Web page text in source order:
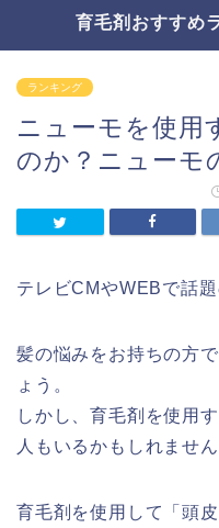
育毛剤おすすめ
ランキング
ニューモを使用
のか？ニューモ
テレビCMやWEBで話題
髪の悩みをお持ちの方
ょう。
しかし、育毛剤を使用
人もいるかもしれません
育毛剤を使用して「頭